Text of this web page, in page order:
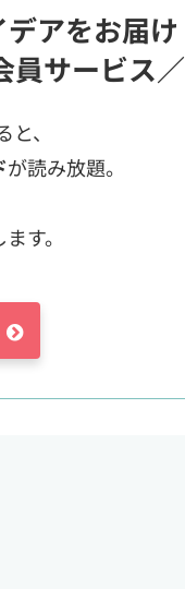
アをお届け
員サービス／
、
が読み放題。
す。